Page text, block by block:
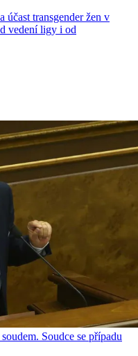
transgender žen v
vedení ligy i od
Soudce se případu